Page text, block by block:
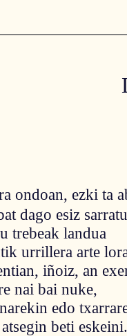
ondoan, ezki ta
dago esiz
trebeak landua
urrillera arte
iñoiz, an
nai bai nuke,
edo
beti eskeini.